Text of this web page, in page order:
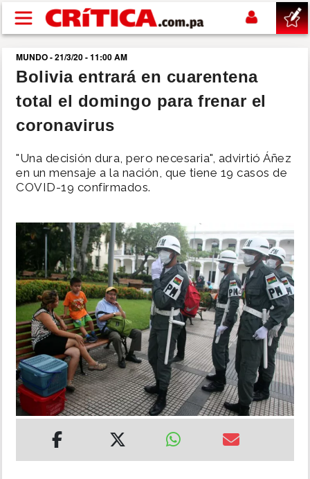
Pasar al contenido principal
buscar
SUCESOS
POLÍTICA
DEPORTES
MUNDO
INSÓLITAS
MULTIMEDIA
IMPRESO
MUNDO - 21/3/20 - 11:00 AM
Bolivia entrará en cuarentena
total el domingo para frenar el
coronavirus
"Una decisión dura, pero necesaria", advirtió Áñez
en un mensaje a la nación, que tiene 19 casos de
COVID-19 confirmados.